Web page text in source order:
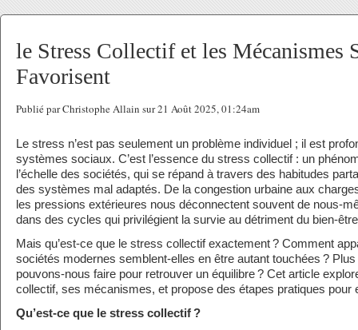
le Stress Collectif et les Mécanismes
Favorisent
Publié par Christophe Allain sur 21 Août 2025, 01:24am
Le stress n’est pas seulement un problème individuel ; il est
systèmes sociaux. C’est l’essence du stress collectif : un
l’échelle des sociétés, qui se répand à travers des habitudes
des systèmes mal adaptés. De la congestion urbaine aux
les pressions extérieures nous déconnectent souvent de nous-
dans des cycles qui privilégient la survie au détriment du bien-
Mais qu’est-ce que le stress collectif exactement ? Comment
sociétés modernes semblent-elles en être autant touchées ?
pouvons-nous faire pour retrouver un équilibre ? Cet article
collectif, ses mécanismes, et propose des étapes pratiques pour
Qu’est-ce que le stress collectif?